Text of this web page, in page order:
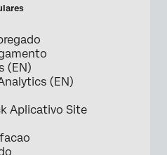
(EN)
(EN)
Aplicativo Site